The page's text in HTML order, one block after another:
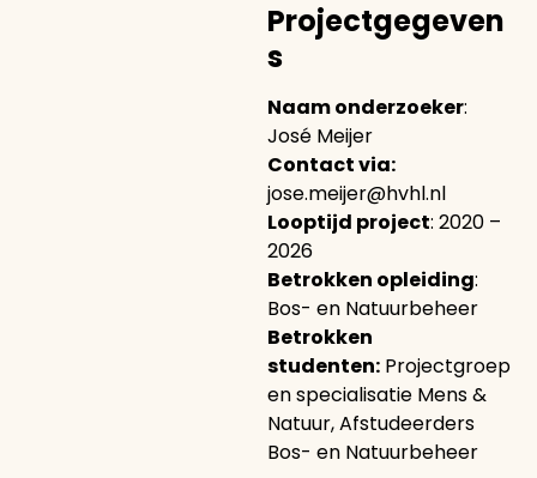
Projectgegeven
s
Naam onderzoeker:
José Meijer
Contact via:
jose.meijer@hvhl.nl
Looptijd project: 2020 –
2026
Betrokken opleiding:
Bos- en Natuurbeheer
Betrokken
studenten:Projectgroep
en specialisatie Mens &
Natuur, Afstudeerders
Bos- en Natuurbeheer